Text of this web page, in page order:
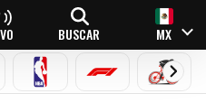
BUSCAR MX
NBA FÓRMULA 1